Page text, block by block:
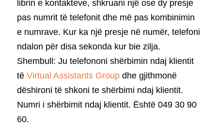
librin e kontakteve, shkruani një ose dy presje
pas numrit të telefonit dhe më pas kombinimin
e numrave. Kur ka një presje në numër, telefoni
ndalon për disa sekonda kur bie zilja.
Shembull: Ju telefononi shërbimin ndaj klientit
të Virtual Assistants Group dhe gjithmonë
dëshironi të shkoni te shërbimi ndaj klientit.
Numri i shërbimit ndaj klientit. Është 049 30 90
60.